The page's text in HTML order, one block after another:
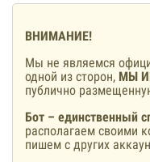
ВНИМАНИЕ!
Мы не являемся
одной из сторон, МЫ
публично
Бот – единственный
располагаем своими
пишем с других